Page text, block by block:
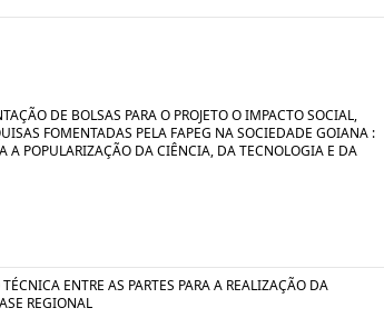
DE BOLSAS PARA O PROJETO O IMPACTO SOCIAL,
FOMENTADAS PELA FAPEG NA SOCIEDADE GOIANA :
A POPULARIZAÇÃO DA CIÊNCIA, DA TECNOLOGIA E DA
ENTRE AS PARTES PARA A REALIZAÇÃO DA
REGIONAL